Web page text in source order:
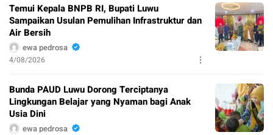
Temui Kepala BNPB RI, Bupati Luwu
Sampaikan Usulan Pemulihan Infrastruktur dan
Air Bersih
ewa pedrosa
4/08/2026
Bunda PAUD Luwu Dorong Terciptanya
Lingkungan Belajar yang Nyaman bagi Anak
Usia Dini
ewa pedrosa